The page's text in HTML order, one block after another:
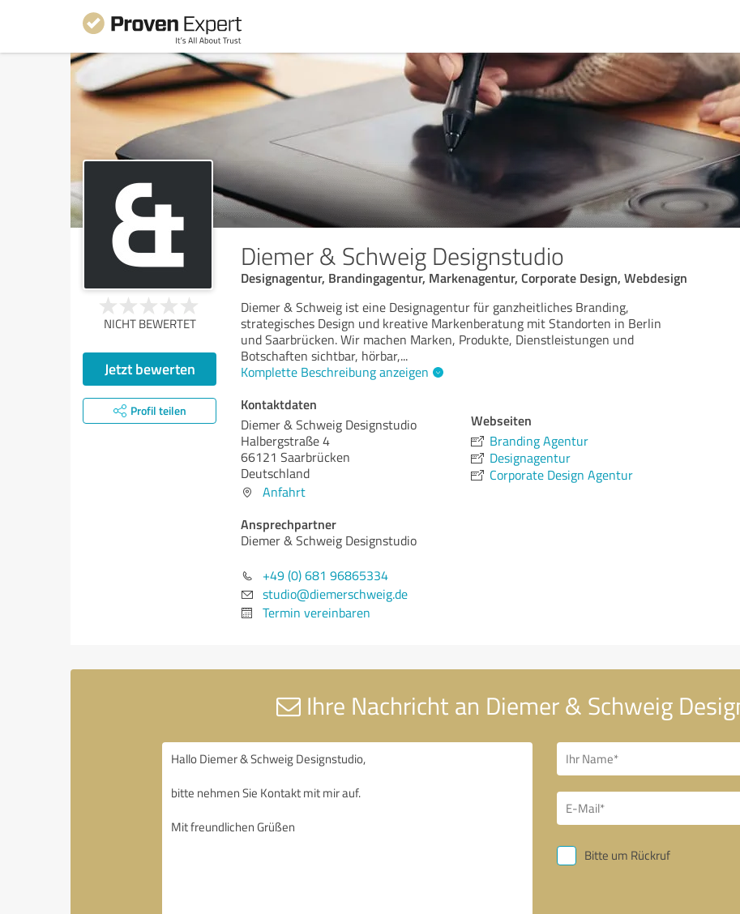
Diemer & Schweig Designstudio
Designagentur, Brandingagentur, Markenagentur, Corporate Design, Webdesign
NICHT BEWERTET
Jetzt bewerten
Profil teilen
Diemer & Schweig ist eine Designagentur für ganzheitliches Branding,
strategisches Design und kreative Markenberatung mit Standorten in Berlin
und Saarbrücken. Wir machen Marken, Produkte, Dienstleistungen und
Botschaften sichtbar, hörbar,...
Komplette Beschreibung anzeigen
Kontaktdaten
Diemer & Schweig Designstudio
Halbergstraße 4
66121 Saarbrücken
Deutschland
Anfahrt
Ansprechpartner
Diemer & Schweig Designstudio
+49 (0) 681 96865334
studio@diemerschweig.de
Termin vereinbaren
Webseiten
Branding Agentur
Designagentur
Corporate Design Agentur
Ihre Nachricht an Diemer & Schweig
Bitte um Rückruf